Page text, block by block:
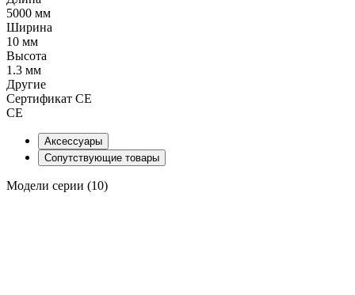
5000 мм
Ширина
10 мм
Высота
1.3 мм
Другие
Сертификат CE
CE
Аксессуары
Сопутствующие товары
Модели серии (10)